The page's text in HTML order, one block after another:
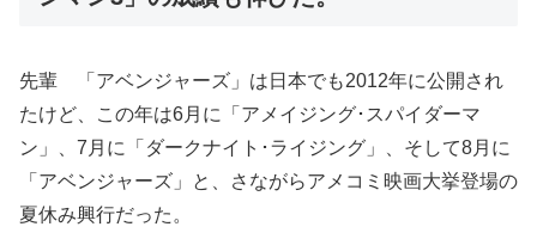
先輩 「アベンジャーズ」は日本でも2012年に公開され
たけど、この年は6月に「アメイジング･スパイダーマ
ン」、7月に「ダークナイト･ライジング」、そして8月に
「アベンジャーズ」と、さながらアメコミ映画大挙登場の
夏休み興行だった。